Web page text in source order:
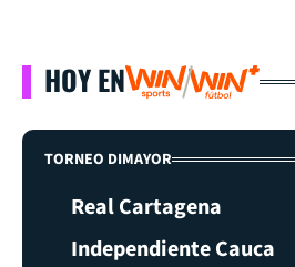
HOY EN
TORNEO DIMAYOR
Real Cartagena
Independiente Cauca